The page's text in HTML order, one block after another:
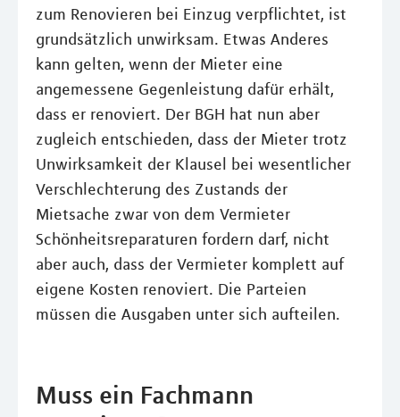
zum Renovieren bei Einzug verpflichtet, ist
grundsätzlich unwirksam. Etwas Anderes
kann gelten, wenn der Mieter eine
angemessene Gegenleistung dafür erhält,
dass er renoviert. Der BGH hat nun aber
zugleich entschieden, dass der Mieter trotz
Unwirksamkeit der Klausel bei wesentlicher
Verschlechterung des Zustands der
Mietsache zwar von dem Vermieter
Schönheitsreparaturen fordern darf, nicht
aber auch, dass der Vermieter komplett auf
eigene Kosten renoviert. Die Parteien
müssen die Ausgaben unter sich aufteilen.
Muss ein Fachmann